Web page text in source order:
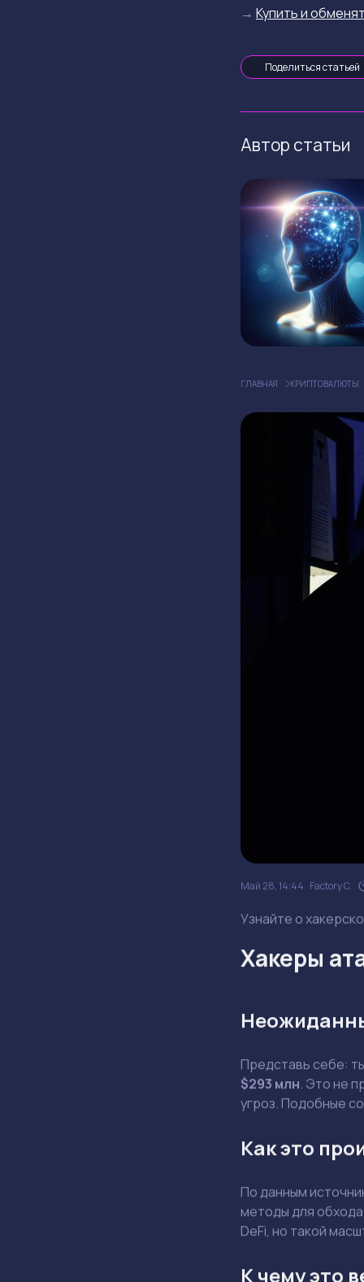
→ Купить и
Поделиться статьей
Автор статьи
ГЛАВНАЯ КРИПТОВАЛЮТЫ
Май 28, 14:44 Factory C.
Узнайте о
Хакеры
Представь себе:
$293 млн . Это не
угроз. Подобные
Как это
По данным
методы для
DeFi, но такой
К чему это